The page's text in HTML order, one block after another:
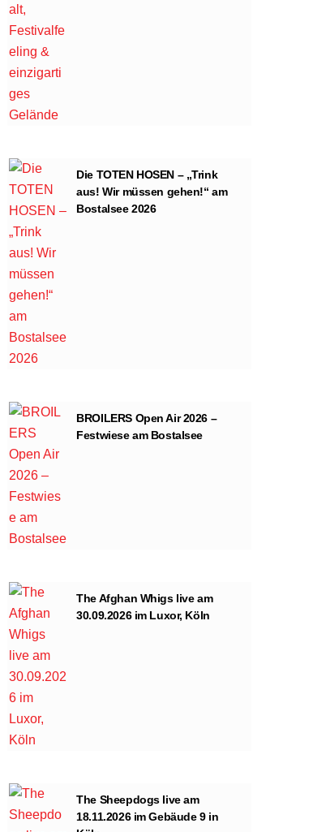
Die TOTEN HOSEN – „Trink
aus! Wir müssen gehen!“ am
Bostalsee 2026
BROILERS Open Air 2026 –
Festwiese am Bostalsee
The Afghan Whigs live am
30.09.2026 im Luxor, Köln
The Sheepdogs live am
18.11.2026 im Gebäude 9 in